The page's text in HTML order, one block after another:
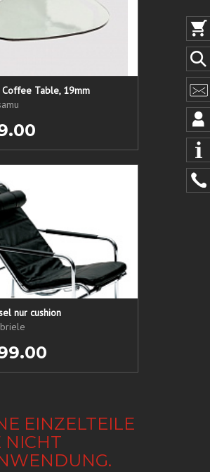
Table, 19mm
nur cushion
EINZELTEILE
NICHT